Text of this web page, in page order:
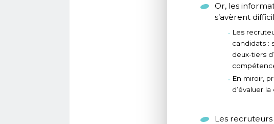
Or, les
s’avèrent
Les
candidats :
deux-tiers
En miroir,
d’évaluer
Les